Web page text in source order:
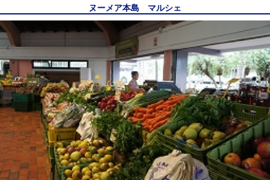
ヌーメア本島 マルシェ